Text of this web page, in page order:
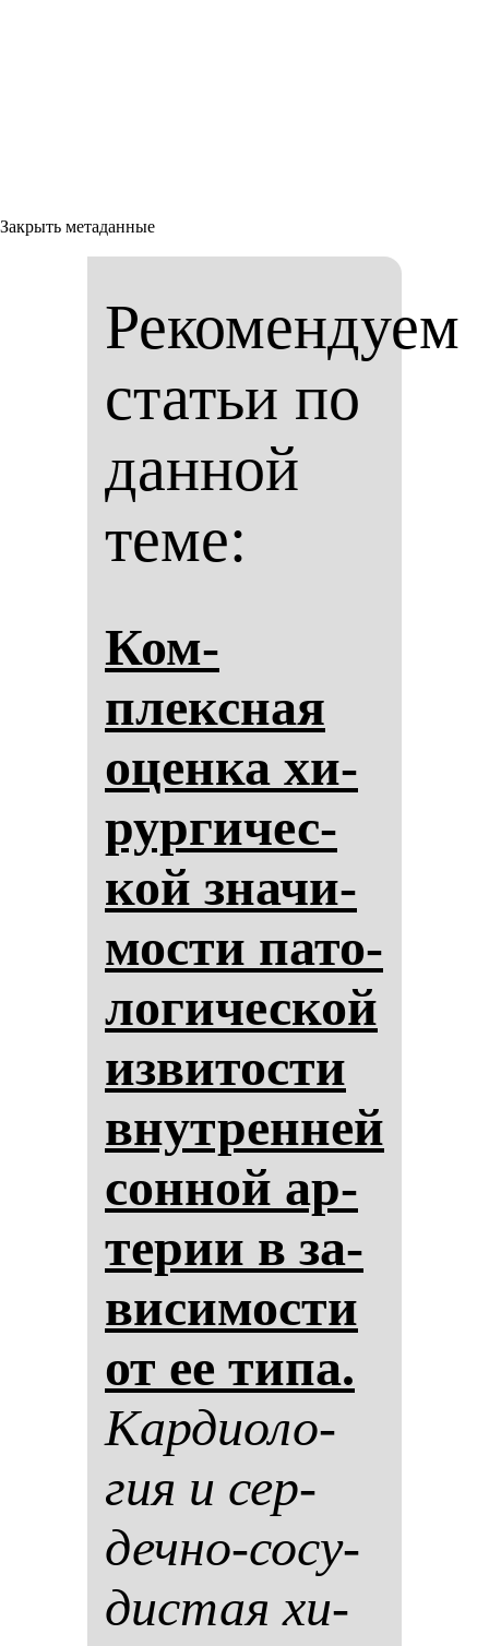
Закрыть метаданные
Рекомендуем
статьи по
данной
теме:
Ком­
плексная
оцен­ка хи­
рур­ги­чес­
кой зна­чи­
мос­ти па­то­
ло­ги­чес­кой
из­ви­тос­ти
внут­рен­ней
сон­ной ар­
те­рии в за­
ви­си­мос­ти
от ее ти­па.
Кар­ди­оло­
гия и сер­
деч­но-со­су­
дис­тая хи­